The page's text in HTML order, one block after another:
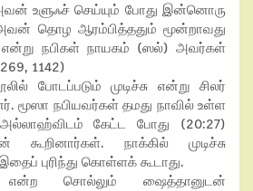
அவன் உளுஃச் செய்யும் போது இன்னொரு
அவன் தொழ ஆரம்பித்ததும் மூன்றாவது
என்று நபிகள் நாயகம் (ஸல்) அவர்கள்
1142)
போடப்படும் முடிச்சு என்று சிலர்
மூஸா நபியவர்கள் தமது நாவில் உள்ள
அல்லாஹ்விடம் கேட்ட போது (20:27)
கூறினார்கள். நாக்கில் முடிச்சு
புரிந்து கொள்ளக் கூடாது.
சொல்லும் ஷைத்தானுடன்